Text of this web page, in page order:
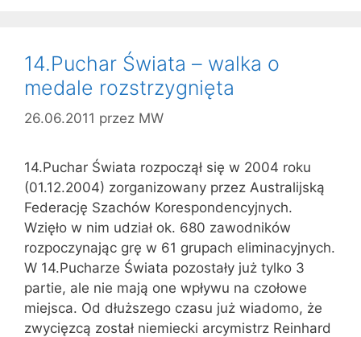
14.Puchar Świata – walka o
medale rozstrzygnięta
26.06.2011 przez MW
14.Puchar Świata rozpoczął się w 2004 roku
(01.12.2004) zorganizowany przez Australijską
Federację Szachów Korespondencyjnych.
Wzięło w nim udział ok. 680 zawodników
rozpoczynając grę w 61 grupach eliminacyjnych.
W 14.Pucharze Świata pozostały już tylko 3
partie, ale nie mają one wpływu na czołowe
miejsca. Od dłuższego czasu już wiadomo, że
zwycięzcą został niemiecki arcymistrz Reinhard